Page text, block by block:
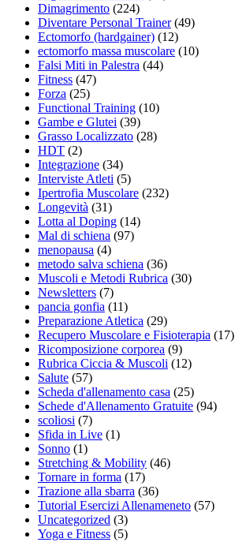
Dimagrimento (224)
Diventare Personal Trainer(49)
Ectomorfo (hardgainer) (12)
ectomorfo massa muscolare (10)
Falsi Miti in Palestra (44)
Fitness (47)
Forza (25)
Functional Training (10)
Gambe e Glutei (39)
Grasso Localizzato (28)
HDT (2)
Integrazione (34)
Interviste Atleti (5)
Ipertrofia Muscolare (232)
Longevità (31)
Lotta al Doping (14)
Mal di schiena (97)
menopausa (4)
metodo salva schiena (36)
Muscoli e Metodi Rubrica (30)
Newsletters (7)
pancia gonfia (11)
Preparazione Atletica (29)
Recupero Muscolare e Fisioterapia (17)
Ricomposizione corporea (9)
Rubrica Ciccia & Muscoli (12)
Salute (57)
Scheda d'allenamento casa (25)
Schede d'Allenamento Gratuite (94)
scoliosi (7)
Sfida in Live (1)
Sonno (1)
Stretching & Mobility (46)
Tornare in forma (17)
Trazione alla sbarra (36)
Tutorial Esercizi Allenameneto (57)
Uncategorized (3)
Yoga e Fitness (5)